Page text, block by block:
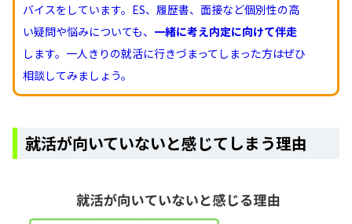
バイスをしています。ES、履歴書、面接など個別性の高
い疑問や悩みについても、 一緒に考え内定に向けて伴走
します。一人きりの就活に行きづまってしまった方はぜひ
相談してみましょう。
就活が向いていないと感じてしまう理由